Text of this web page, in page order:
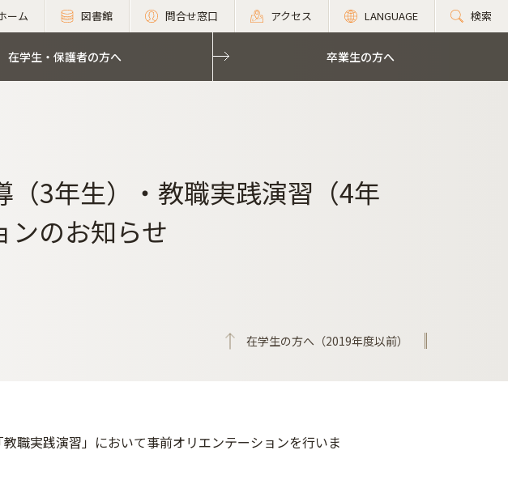
ーム 図書館 問合せ窓口 アクセス LANGUAGE 検索
在学生・保護者の方へ 卒業生の方へ
（3年生）・教職実践演習（4年
ンのお知らせ
在学生の方へ（2019年度以前）
職実践演習」において事前オリエンテーションを行いま